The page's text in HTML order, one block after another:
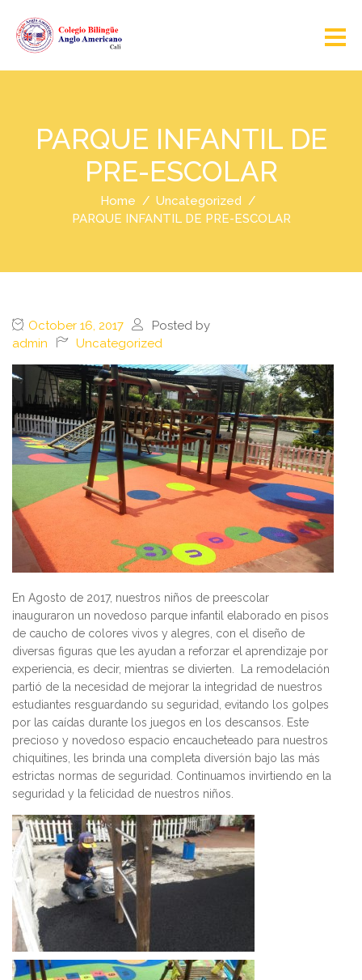
PARQUE INFANTIL DE
PRE-ESCOLAR
Home
Uncategorized
PARQUE INFANTIL DE PRE-ESCOLAR
October 16, 2017
Posted by
admin
Uncategorized
En Agosto de 2017, nuestros niños de preescolar
inauguraron un novedoso parque infantil elaborado en pisos
de caucho de colores vivos y alegres, con el diseño de
diversas figuras que les ayudan a reforzar el aprendizaje por
experiencia, es decir, mientras se divierten. La remodelación
partió de la necesidad de mejorar la integridad de nuestros
estudiantes resguardando su seguridad, evitando los golpes
por las caídas durante los juegos en los descansos. Este
precioso y novedoso espacio encaucheteado para nuestros
chiquitines, les brinda una completa diversión bajo las más
estrictas normas de seguridad. Continuamos invirtiendo en la
seguridad y la felicidad de nuestros niños.